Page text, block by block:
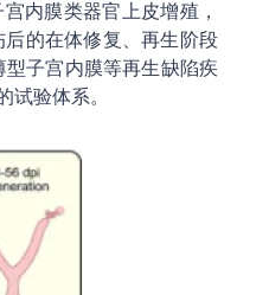
内膜类器官上皮增殖，
的在体修复、再生阶段
子宫内膜等再生缺陷疾
试验体系。